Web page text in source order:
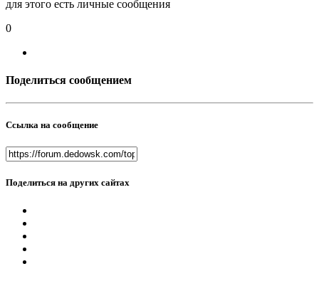
для этого есть личные сообщения
0
Поделиться сообщением
Ссылка на сообщение
Поделиться на других сайтах